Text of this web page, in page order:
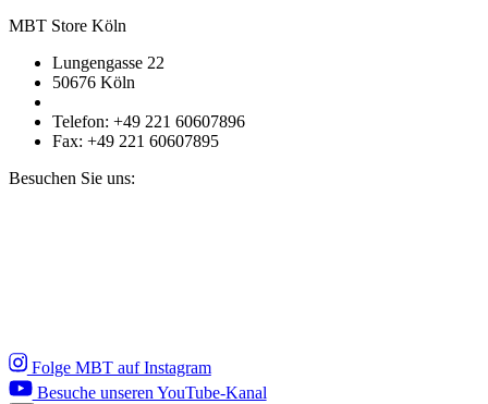
MBT Store Köln
Lungengasse 22
50676 Köln
Telefon: +49 221 60607896
Fax: +49 221 60607895
Besuchen Sie uns:
Folge MBT auf Instagram
Besuche unseren YouTube-Kanal